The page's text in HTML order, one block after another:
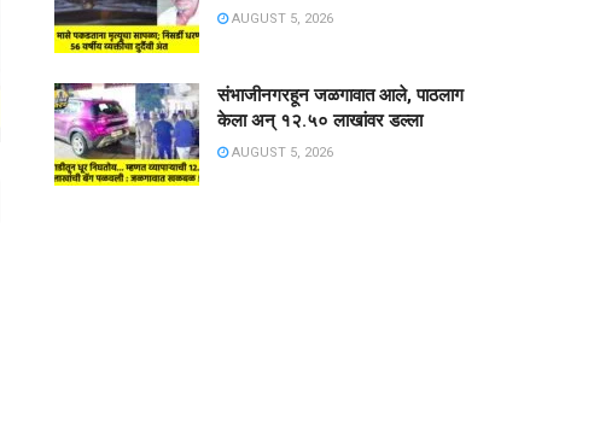
AUGUST 5, 2026
संभाजीनगरहून जळगावात आले, पाठलाग
केला अन् १२.५० लाखांवर डल्ला
AUGUST 5, 2026